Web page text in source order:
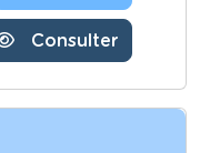
Consulter